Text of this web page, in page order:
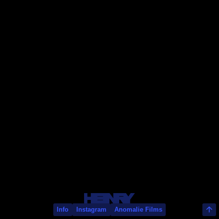
Info Instagram Anomalie Films